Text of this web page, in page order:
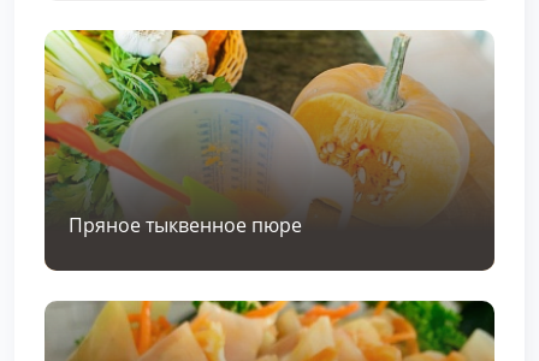
Пряное тыквенное пюре